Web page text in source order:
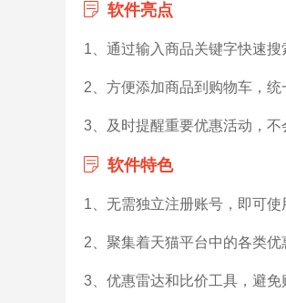
软件亮点
1、通过输入商品关键字快速搜
2、方便添加商品到购物车，统
3、及时提醒重要优惠活动，不
软件特色
1、无需独立注册账号，即可使
2、聚集着天猫平台中的各类优
3、优惠雷达和比价工具，避免